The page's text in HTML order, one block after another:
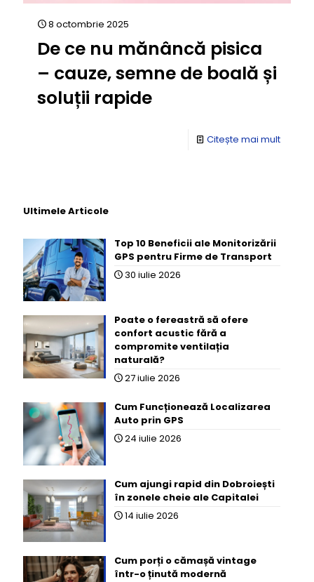
8 octombrie 2025
De ce nu mănâncă pisica
– cauze, semne de boală și
soluții rapide
Citește mai mult
Ultimele Articole
Top 10 Beneficii ale Monitorizării
GPS pentru Firme de Transport
30 iulie 2026
Poate o fereastră să ofere
confort acustic fără a
compromite ventilația
naturală?
27 iulie 2026
Cum Funcționează Localizarea
Auto prin GPS
24 iulie 2026
Cum ajungi rapid din Dobroiești
în zonele cheie ale Capitalei
14 iulie 2026
Cum porți o cămașă vintage
într-o ținută modernă